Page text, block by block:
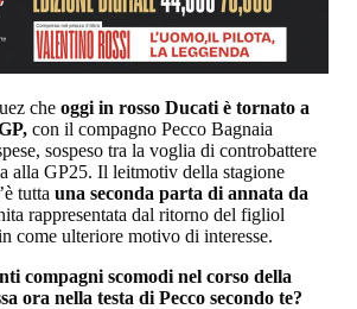
che oggi in rosso Ducati è tornato a
con il compagno Pecco Bagnaia
sospeso tra la voglia di controbattere
alla GP25. Il leitmotiv della stagione
tutta una seconda parta di annata da
rappresentata dal ritorno del figliol
come ulteriore motivo di interesse.
compagni scomodi nel corso della
ora nella testa di Pecco secondo te?